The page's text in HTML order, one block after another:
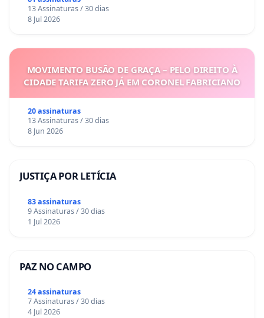
13 Assinaturas / 30 dias
8 Jul 2026
MOVIMENTO BUSÃO DE GRAÇA – PELO DIREITO À
CIDADE TARIFA ZERO JÁ EM CORONEL FABRICIANO
20 assinaturas
13 Assinaturas / 30 dias
8 Jun 2026
JUSTIÇA POR LETÍCIA
83 assinaturas
9 Assinaturas / 30 dias
1 Jul 2026
PAZ NO CAMPO
24 assinaturas
7 Assinaturas / 30 dias
4 Jul 2026